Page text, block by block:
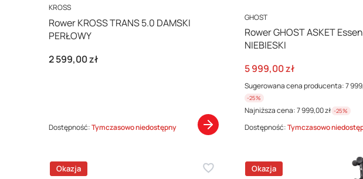
PRODUCENT
KROSS
Rower KROSS TRANS 5.0 DAMSKI
PERŁOWY
Cena
2 599,00 zł
Dostępność:Tymczasowo niedostępny
PRODUCENT
GHOST
Rower GHOST ASKET
NIEBIESKI
Cena promocyjna
5 999,00 zł
Sugerowana cena producenta:7
-25%
Najniższa cena:7 999,00 zł -25%
Dostępność:Tymczasowo
Okazja Okazja